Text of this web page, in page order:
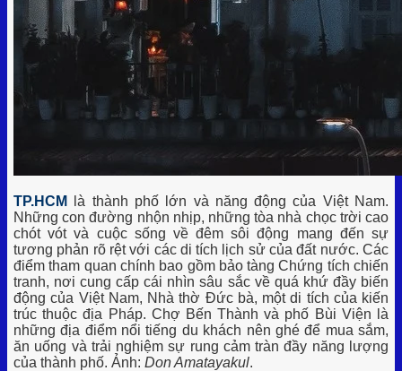
TP.HCM
là thành phố lớn và năng động của Việt Nam.
Những con đường nhộn nhịp, những tòa nhà chọc trời cao
chót vót và cuộc sống về đêm sôi động mang đến sự
tương phản rõ rệt với các di tích lịch sử của đất nước. Các
điểm tham quan chính bao gồm bảo tàng Chứng tích chiến
tranh, nơi cung cấp cái nhìn sâu sắc về quá khứ đầy biến
động của Việt Nam, Nhà thờ Đức bà, một di tích của kiến
trúc thuộc địa Pháp. Chợ Bến Thành và phố Bùi Viện là
những địa điểm nổi tiếng du khách nên ghé để mua sắm,
ăn uống và trải nghiệm sự rung cảm tràn đầy năng lượng
của thành phố. Ảnh: Don Amatayakul.